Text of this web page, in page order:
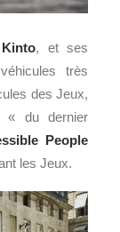
Kinto, et ses
très
des Jeux,
« du dernier
People
les Jeux.